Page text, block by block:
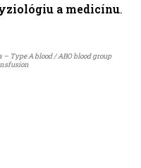
a medicínu.
Type A blood / ABO blood group